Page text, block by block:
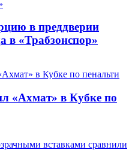
в преддверии
в «Трабзонспор»
«Ахмат» в Кубке по